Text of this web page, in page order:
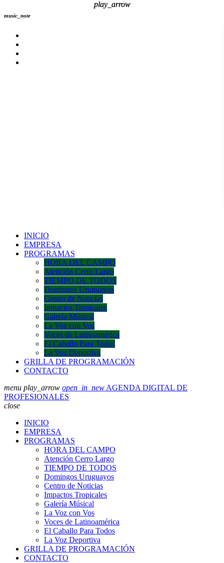
music_note
INICIO
EMPRESA
PROGRAMAS
HORA DEL CAMPO
Atención Cerro Largo
TIEMPO DE TODOS
Domingos Uruguayos
Centro de Noticias
Impactos Tropicales
Galería Músical
La Voz con Vos
Voces de Latinoamérica
El Caballo Para Todos
La Voz Deportiva
GRILLA DE PROGRAMACIÓN
CONTACTO
menu play_arrow open_in_new AGENDA DIGITAL DE
PROFESIONALES
close
INICIO
EMPRESA
PROGRAMAS
HORA DEL CAMPO
Atención Cerro Largo
TIEMPO DE TODOS
Domingos Uruguayos
Centro de Noticias
Impactos Tropicales
Galería Músical
La Voz con Vos
Voces de Latinoamérica
El Caballo Para Todos
La Voz Deportiva
GRILLA DE PROGRAMACIÓN
CONTACTO
play_arrow
play_arrow